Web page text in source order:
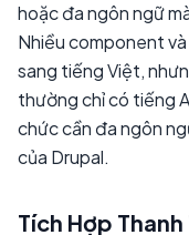
hoặc đa ngôn ngữ
Nhiều component
sang tiếng Việt,
thường chỉ có tiếng
chức cần đa ngôn
của Drupal.
Tích Hợp